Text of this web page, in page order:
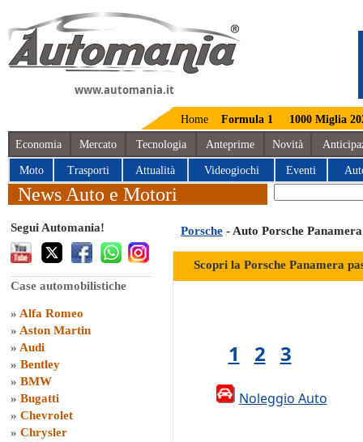
www.automania.it
Home Formula 1 1000 Miglia
Economia Mercato Tecnologia Anteprime Novità
Moto Trasporti Attualità Videogiochi Eventi
News Auto e Motori
Segui Automania!
Case automobilistiche
» Alfa Romeo
» Aston Martin
» Audi
» Bentley
» BMW
» Bugatti
» Chevrolet
» Chrysler
Porsche - Auto Porsche
Scopri la Porsche Panamera
1 2 3
Noleggio Auto